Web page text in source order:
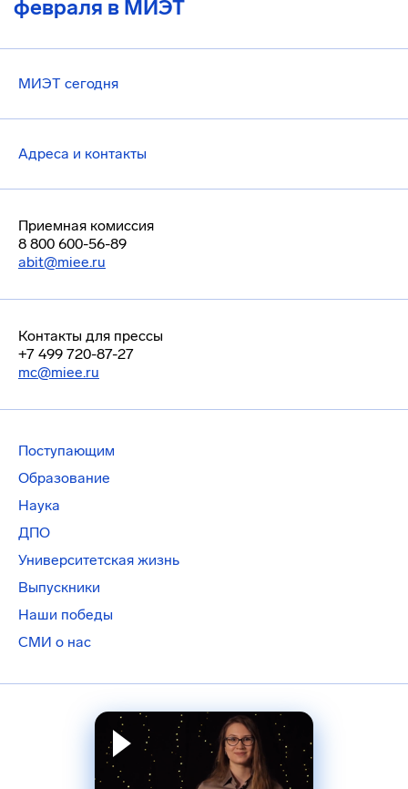
февраля в МИЭТ
МИЭТ сегодня
Адреса и контакты
Приемная комиссия
8 800 600-56-89
abit@miee.ru
Контакты для прессы
+7 499 720-87-27
mc@miee.ru
Поступающим
Образование
Наука
ДПО
Университетская жизнь
Выпускники
Наши победы
СМИ о нас